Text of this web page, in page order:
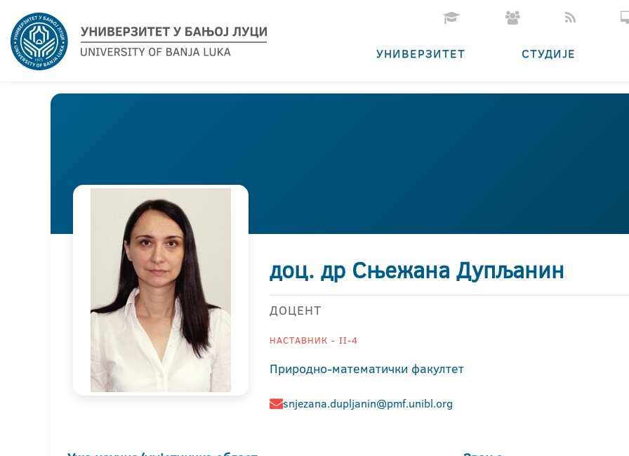
УНИВЕРЗИТЕТ СТУДИЈЕ
доц. др Сњежана Дупљанин
ДОЦЕНТ
НАСТАВНИК - II-4
Природно-математички факултет
snjezana.dupljanin@pmf.unibl.org